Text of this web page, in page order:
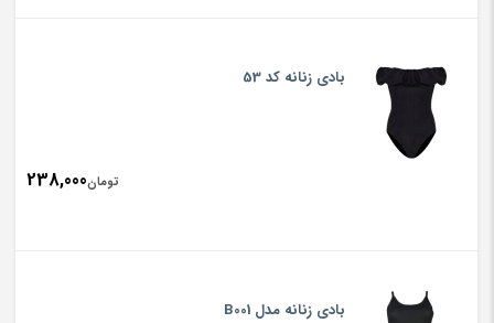
بادی زنانه کد 53
تومان238,000
بادی زنانه مدل B001